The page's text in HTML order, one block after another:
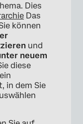
Dies
Das
können
und
neuem
diese
in dem Sie